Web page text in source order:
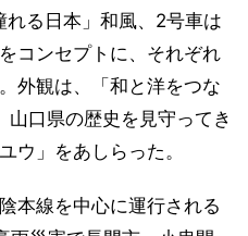
る日本」和風、2号車は
コンセプトに、それぞれ
外観は、「和と洋をつな
口県の歴史を見守ってき
ウ」をあしらった。
本線を中心に運行される